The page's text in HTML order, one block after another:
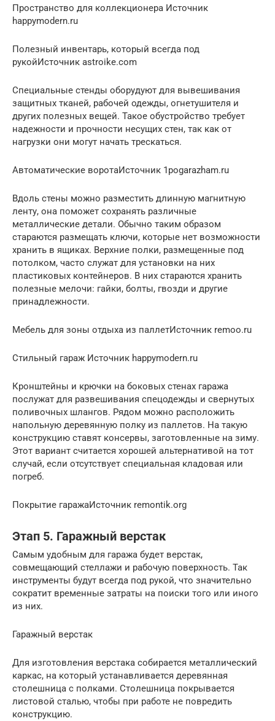
Пространство для коллекционера Источник
happymodern.ru
Полезный инвентарь, который всегда под
рукойИсточник astroike.com
Специальные стенды оборудуют для вывешивания
защитных тканей, рабочей одежды, огнетушителя и
других полезных вещей. Такое обустройство требует
надежности и прочности несущих стен, так как от
нагрузки они могут начать трескаться.
Автоматические воротаИсточник 1pogarazham.ru
Вдоль стены можно разместить длинную магнитную
ленту, она поможет сохранять различные
металлические детали. Обычно таким образом
стараются размещать ключи, которые нет возможности
хранить в ящиках. Верхние полки, размещенные под
потолком, часто служат для установки на них
пластиковых контейнеров. В них стараются хранить
полезные мелочи: гайки, болты, гвозди и другие
принадлежности.
Мебель для зоны отдыха из паллетИсточник remoo.ru
Стильный гараж Источник happymodern.ru
Кронштейны и крючки на боковых стенах гаража
послужат для развешивания спецодежды и свернутых
поливочных шлангов. Рядом можно расположить
напольную деревянную полку из паллетов. На такую
конструкцию ставят консервы, заготовленные на зиму.
Этот вариант считается хорошей альтернативой на тот
случай, если отсутствует специальная кладовая или
погреб.
Покрытие гаражаИсточник remontik.org
Этап 5. Гаражный верстак
Самым удобным для гаража будет верстак,
совмещающий стеллажи и рабочую поверхность. Так
инструменты будут всегда под рукой, что значительно
сократит временные затраты на поиски того или иного
из них.
Гаражный верстак
Для изготовления верстака собирается металлический
каркас, на который устанавливается деревянная
столешница с полками. Столешница покрывается
листовой сталью, чтобы при работе не повредить
конструкцию.